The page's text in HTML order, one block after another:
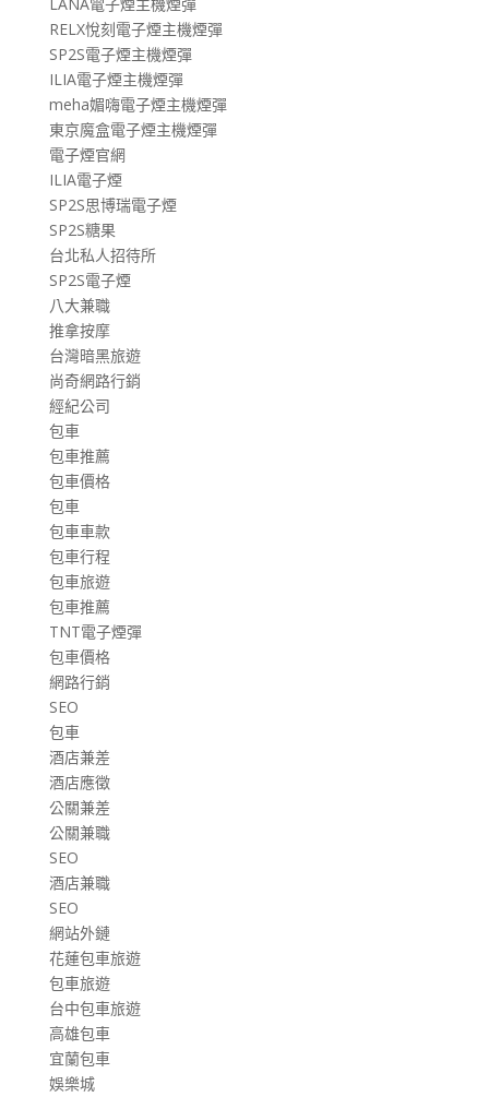
RELX悅刻電子煙主機煙彈
SP2S電子煙主機煙彈
ILIA電子煙主機煙彈
meha媚嗨電子煙主機煙彈
東京魔盒電子煙主機煙彈
電子煙官網
ILIA電子煙
SP2S思博瑞電子煙
SP2S糖果
台北私人招待所
SP2S電子煙
八大兼職
推拿按摩
台灣暗黑旅遊
尚奇網路行銷
經紀公司
包車
包車推薦
包車價格
包車
包車車款
包車行程
包車旅遊
包車推薦
TNT電子煙彈
包車價格
網路行銷
SEO
包車
酒店兼差
酒店應徵
公關兼差
公關兼職
SEO
酒店兼職
SEO
網站外鏈
花蓮包車旅遊
包車旅遊
台中包車旅遊
高雄包車
宜蘭包車
娛樂城